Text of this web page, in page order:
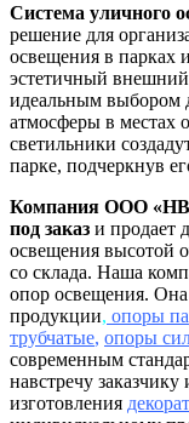
Система уличного
решение для
освещения в парках
эстетичный
идеальным выбором
атмосферы в местах
светильники
парке, подчеркнув
Компания ООО
под заказ и продает
освещения высотой
со склада. Наша
опор освещения.
продукции, опоры
трубчатые, опоры
современным
навстречу
изготовления